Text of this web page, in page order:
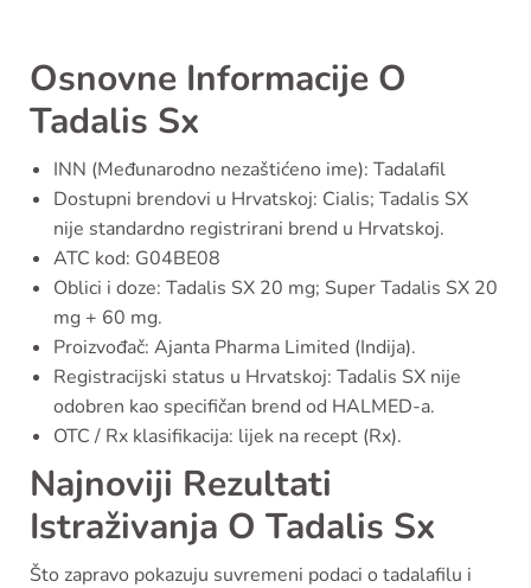
Osnovne Informacije O
Tadalis Sx
INN (Međunarodno nezaštićeno ime): Tadalafil
Dostupni brendovi u Hrvatskoj: Cialis; Tadalis SX
nije standardno registrirani brend u Hrvatskoj.
ATC kod: G04BE08
Oblici i doze: Tadalis SX 20 mg; Super Tadalis SX 20
mg + 60 mg.
Proizvođač: Ajanta Pharma Limited (Indija).
Registracijski status u Hrvatskoj: Tadalis SX nije
odobren kao specifičan brend od HALMED-a.
OTC / Rx klasifikacija: lijek na recept (Rx).
Najnoviji Rezultati
Istraživanja O Tadalis Sx
Što zapravo pokazuju suvremeni podaci o tadalafilu i